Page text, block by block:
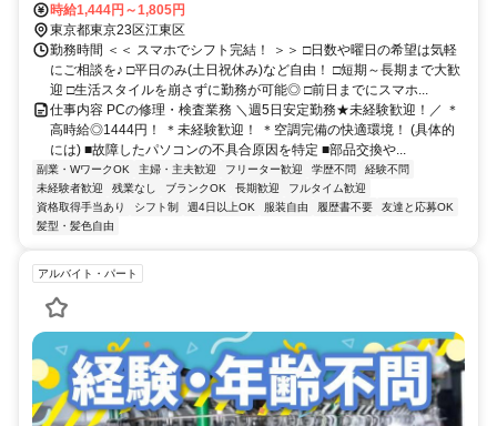
時給1,444円～1,805円
東京都東京23区江東区
勤務時間 ＜＜ スマホでシフト完結！ ＞＞ □日数や曜日の希望は気軽
にご相談を♪ □平日のみ(土日祝休み)など自由！ □短期～長期まで大歓
迎 □生活スタイルを崩さずに勤務が可能◎ □前日までにスマホ...
仕事内容 PCの修理・検査業務 ＼週5日安定勤務★未経験歓迎！／ ＊
高時給◎1444円！ ＊未経験歓迎！ ＊空調完備の快適環境！ (具体的
には) ■故障したパソコンの不具合原因を特定 ■部品交換や...
副業・WワークOK 主婦・主夫歓迎 フリーター歓迎 学歴不問
経験不問
未経験者歓迎
残業なし ブランクOK 長期歓迎
フルタイム歓迎
資格取得手当あり
シフト制 週4日以上OK 服装自由 履歴書不要
友達と応募OK
髪型・髪色自由
アルバイト・パート